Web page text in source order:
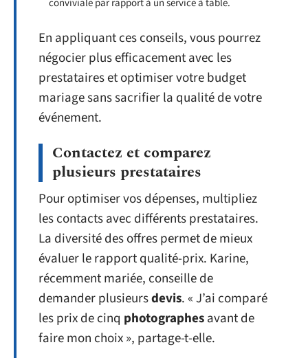
En appliquant ces conseils, vous pourrez
négocier plus efficacement avec les
prestataires et optimiser votre budget
mariage sans sacrifier la qualité de votre
événement.
Contactez et comparez
plusieurs prestataires
Pour optimiser vos dépenses, multipliez
les contacts avec différents prestataires.
La diversité des offres permet de mieux
évaluer le rapport qualité-prix. Karine,
récemment mariée, conseille de
demander plusieursdevis. « J’ai comparé
les prix de cinq photographesavant de
faire mon choix », partage-t-elle.